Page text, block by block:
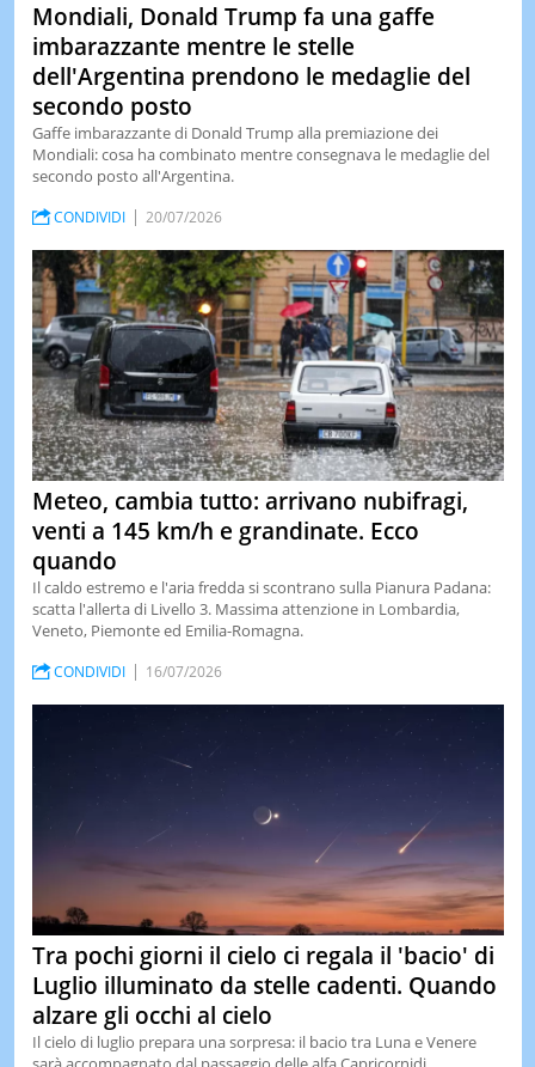
Mondiali, Donald Trump fa una gaffe
imbarazzante mentre le stelle
dell'Argentina prendono le medaglie del
secondo posto
Gaffe imbarazzante di Donald Trump alla premiazione dei
Mondiali: cosa ha combinato mentre consegnava le medaglie del
secondo posto all'Argentina.
CONDIVIDI 20/07/2026
Meteo, cambia tutto: arrivano nubifragi,
venti a 145 km/h e grandinate. Ecco
quando
Il caldo estremo e l'aria fredda si scontrano sulla Pianura Padana:
scatta l'allerta di Livello 3. Massima attenzione in Lombardia,
Veneto, Piemonte ed Emilia-Romagna.
CONDIVIDI 16/07/2026
Tra pochi giorni il cielo ci regala il 'bacio' di
Luglio illuminato da stelle cadenti. Quando
alzare gli occhi al cielo
Il cielo di luglio prepara una sorpresa: il bacio tra Luna e Venere